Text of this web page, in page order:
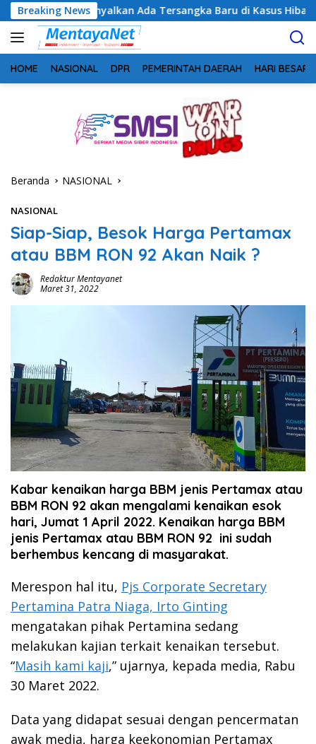
Langsung
ke
konten
Breaking News
Ada Tersangka Baru di Kasus Hibah Rp40 Miliar
HOME NASIONAL DPR PEMERINTAH DAERAH HARI BESAR
Beranda NASIONAL
NASIONAL
Siap-Siap, Besok Harga Pertamax
atau BBM RON 92 Akan Naik ?
Redaktur Mentayanet
Maret 31, 2022
Kabar kenaikan harga BBM jenis Pertamax atau
BBM RON 92 akan mengalami kenaikan esok
hari, Jumat 1 April 2022. Kenaikan harga BBM
jenis Pertamax atau BBM RON 92 ini sudah
berhembus kencang di masyarakat.
Merespon hal itu, Pjs Corporate Secretary
Pertamina Patra Niaga, Irto Ginting
mengatakan pihak Pertamina sedang
melakukan kajian terkait kenaikan tersebut.
“Masih kami kaji,” ujarnya, kepada media, Rabu
30 Maret 2022.
Data yang didapat sesuai dengan pencermatan
awak media, harga keekonomian Pertamax